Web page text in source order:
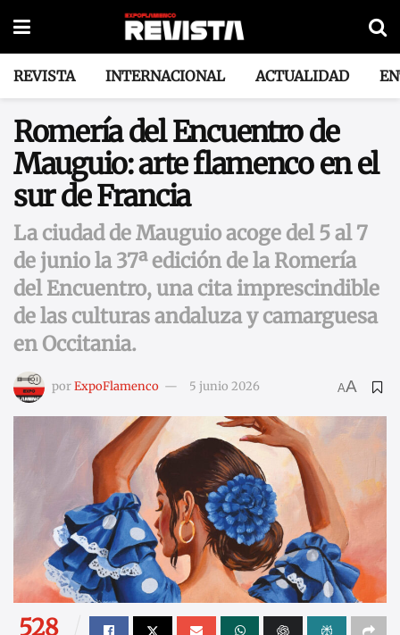
REVISTA INTERNACIONAL ACTUALIDAD
Romería del Encuentro de
Mauguio: arte flamenco en el
sur de Francia
La ciudad de Mauguio acoge del 5 al 7
de junio la 37ª edición de la Romería
del Encuentro, una cita imprescindible
de las culturas andaluza y camarguesa
en Occitania.
porExpoFlamenco 5 junio 2026 AA
528